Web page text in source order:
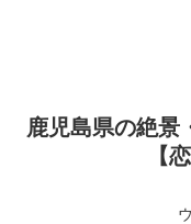
鹿児島県の絶景
【